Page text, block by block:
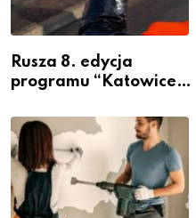
Rusza 8. edycja
programu “Katowice
– nabór dla
przedsiębiorców